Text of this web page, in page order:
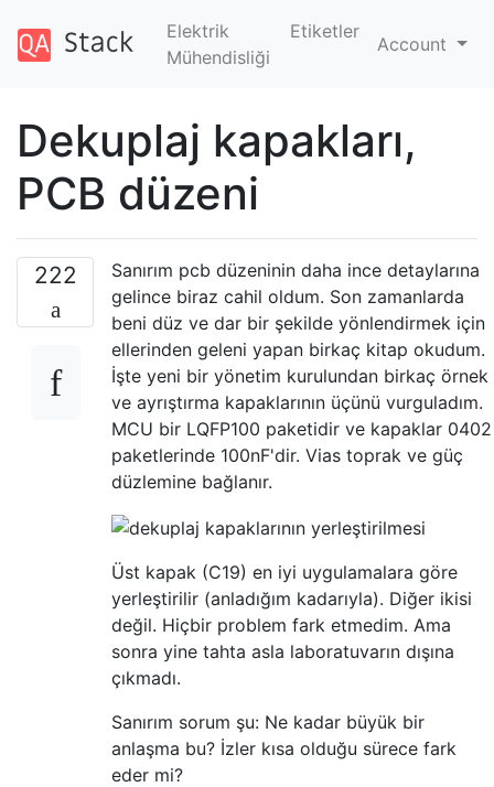
Elektrik
Mühendisliği
Etiketler
Account
Dekuplaj kapakları,
PCB düzeni
222
Sanırım pcb düzeninin daha ince detaylarına
gelince biraz cahil oldum. Son zamanlarda
beni düz ve dar bir şekilde yönlendirmek için
ellerinden geleni yapan birkaç kitap okudum.
İşte yeni bir yönetim kurulundan birkaç örnek
ve ayrıştırma kapaklarının üçünü vurguladım.
MCU bir LQFP100 paketidir ve kapaklar 0402
paketlerinde 100nF'dir. Vias toprak ve güç
düzlemine bağlanır.
Üst kapak (C19) en iyi uygulamalara göre
yerleştirilir (anladığım kadarıyla). Diğer ikisi
değil. Hiçbir problem fark etmedim. Ama
sonra yine tahta asla laboratuvarın dışına
çıkmadı.
Sanırım sorum şu: Ne kadar büyük bir
anlaşma bu? İzler kısa olduğu sürece fark
eder mi?